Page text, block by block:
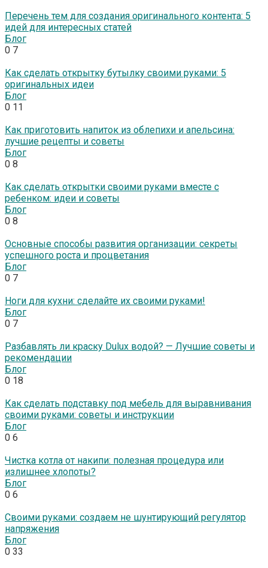
Перечень тем для создания оригинального контента: 5
идей для интересных статей
Блог
0 7
Как сделать открытку бутылку своими руками: 5
оригинальных идеи
Блог
0 11
Как приготовить напиток из облепихи и апельсина:
лучшие рецепты и советы
Блог
0 8
Как сделать открытки своими руками вместе с
ребенком: идеи и советы
Блог
0 8
Основные способы развития организации: секреты
успешного роста и процветания
Блог
0 7
Ноги для кухни: сделайте их своими руками!
Блог
0 7
Разбавлять ли краску Dulux водой? — Лучшие советы и
рекомендации
Блог
0 18
Как сделать подставку под мебель для выравнивания
своими руками: советы и инструкции
Блог
0 6
Чистка котла от накипи: полезная процедура или
излишнее хлопоты?
Блог
0 6
Своими руками: создаем не шунтирующий регулятор
напряжения
Блог
0 33